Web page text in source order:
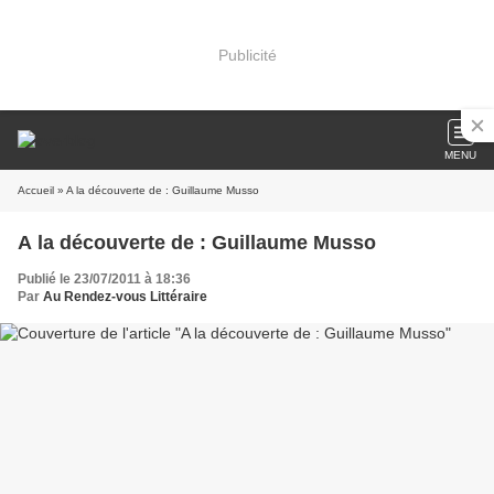
Publicité
MENU
Accueil » A la découverte de : Guillaume Musso
A la découverte de : Guillaume Musso
Publié le 23/07/2011 à 18:36
Par Au Rendez-vous Littéraire